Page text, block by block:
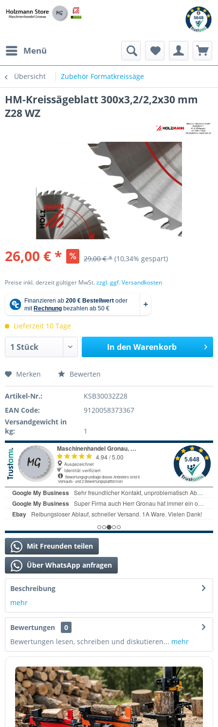
Menü
Übersicht Zubehör Formatkreissäge
HM-Kreissägeblatt 300x3,2/2,2x30 mm
Z28 WZ
26,00 € * 29,00 € * (10,34% gespart)
Preise inkl. derzeit gültiger MwSt.zzgl. ggf. Versandkosten
Lieferzeit 10 Tage
In den Warenkorb
Merken Bewerten
Artikel-Nr.:
KSB30032Z28
EAN Code:
9120058373367
Versandgewicht in
kg:
1
Mit Freunden teilen
Über WhatsApp anfragen
Beschreibung
mehr
Bewertungen
0
Bewertungen lesen, schreiben und diskutieren... mehr